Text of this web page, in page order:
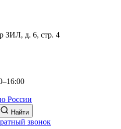
ЗИЛ, д. 6, стр. 4
России
Найти
звонок